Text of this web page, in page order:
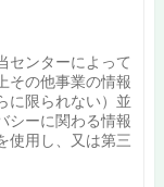
センターによって
その他事業の情報
に限られない）並
シーに関わる情報
使用し、又は第三